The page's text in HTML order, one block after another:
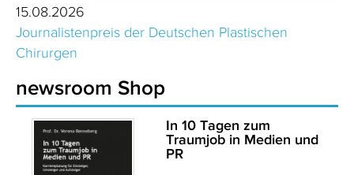
15.08.2026
Journalistenpreis der Deutschen Plastischen
Chirurgen
newsroom Shop
In 10 Tagen zum
Traumjob in Medien und
PR